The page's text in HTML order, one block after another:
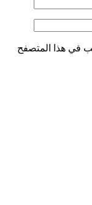
في هذا المتصفح